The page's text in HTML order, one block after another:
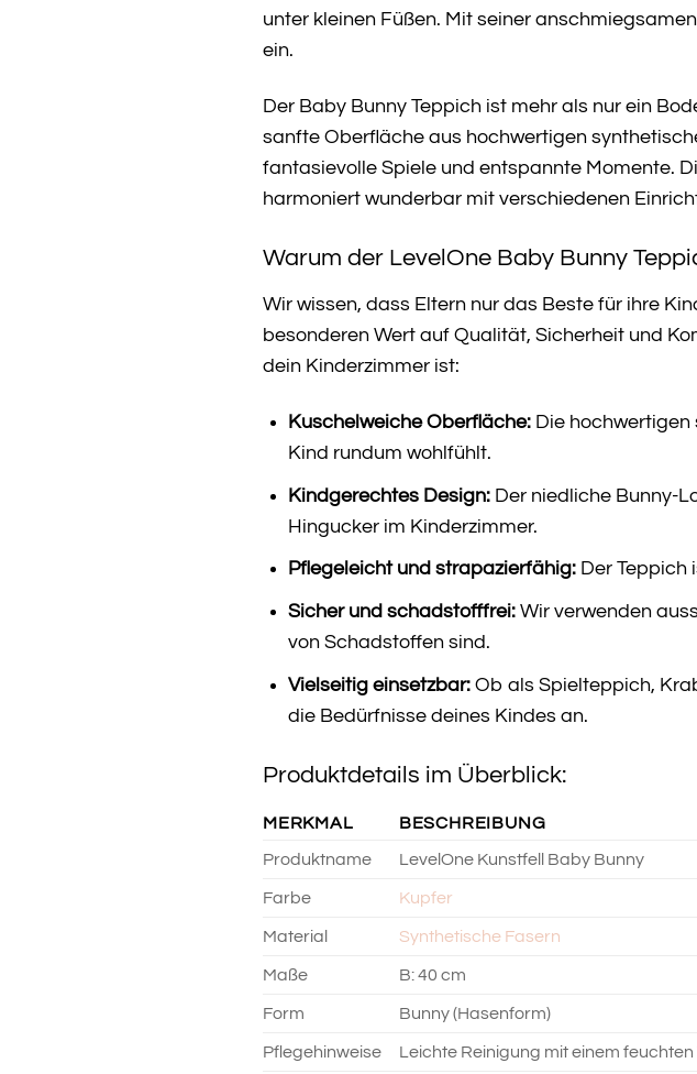
unter kleinen Füßen. Mit seiner
ein.
Der Baby Bunny Teppich ist mehr als nur ein
sanfte Oberfläche aus hochwertigen
fantasievolle Spiele und entspannte Momente.
harmoniert wunderbar mit verschiedenen
Warum der LevelOne Baby Bunny
Wir wissen, dass Eltern nur das Beste für ihre
besonderen Wert auf Qualität, Sicherheit und
dein Kinderzimmer ist:
Kuschelweiche Oberfläche:Die hochwertigen
Kind rundum wohlfühlt.
Kindgerechtes Design:Der niedliche Bunny-
Hingucker im Kinderzimmer.
Pflegeleicht und strapazierfähig:Der Teppich
Sicher und schadstofffrei:Wir verwenden
von Schadstoffen sind.
Vielseitig einsetzbar:Ob als Spielteppich,
die Bedürfnisse deines Kindes an.
Produktdetails im Überblick:
MERKMAL BESCHREIBUNG
Produktname LevelOne Kunstfell Baby Bunny
Farbe Kupfer
Material Synthetische Fasern
Maße B: 40 cm
Form Bunny (Hasenform)
Pflegehinweise Leichte Reinigung mit einem